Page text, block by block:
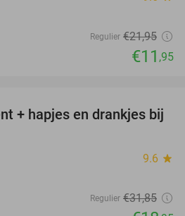
Regulier €21,95
€11 ,95
41%
+ hapjes en drankjes bij
9.6 star
Regulier €31,85